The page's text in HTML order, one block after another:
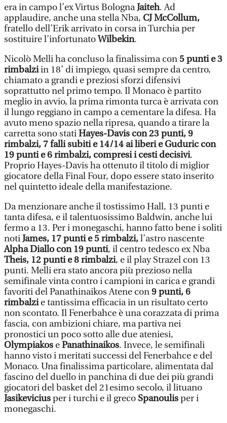
era in campo l’ex Virtus BolognaJaiteh. Ad
applaudire, anche una stella Nba, CJ McCollum,
fratello dell’Erik arrivato in corsa in Turchia per
sostituire l’infortunatoWilbekin.
Nicolò Melli ha concluso la finalissima con5 punti e 3
rimbalziin 18’ di impiego, quasi sempre da centro,
chiamato a grandi e preziosi sforzi difensivi
soprattutto nel primo tempo. Il Monaco è partito
meglio in avvio, la prima rimonta turca è arrivata con
il lungo reggiano in campo a cementare la difesa. Ha
avuto meno spazio nella ripresa, quando a tirare la
carretta sono statiHayes-Davis con 23 punti, 9
rimbalzi, 7 falli subiti e 14/14 ai liberi e Guduric con
19 punti e 6 rimbalzi, compresi i cesti decisivi.
Proprio Hayes-Davis ha ottenuto il titolo di miglior
giocatore della Final Four, dopo essere stato inserito
nel quintetto ideale della manifestazione.
Da menzionare anche il tostissimo Hall, 13 punti e
tanta difesa, e il talentuosissimo Baldwin, anche lui
fermo a 13. Per i monegaschi, hanno fatto bene i soliti
notiJames, 17 punti e 5 rimbalzi,l’astro nascente
Alpha Diallo con 19 punti, il centro tedesco ex Nba
Theis, 12 punti e 8 rimbalzi, e il play Strazel con 13
punti. Melli era stato ancora più prezioso nella
semifinale vinta contro i campioni in carica e grandi
favoriti del Panathinaikos Atene con9 punti, 6
rimbalzie tantissima efficacia in un risultato certo
non scontato. Il Fenerbahce è una corazzata di prima
fascia, con ambizioni chiare, ma partiva nei
pronostici un poco sotto alle due ateniesi,
Olympiakos ePanathinaikos. Invece, le semifinali
hanno visto i meritati successi del Fenerbahce e del
Monaco. Una finalissima particolare, alimentata dal
fascino del duello in panchina di due dei più grandi
giocatori del basket del 21esimo secolo, il lituano
Jasikeviciusper i turchi e il greco Spanoulisper i
monegaschi.